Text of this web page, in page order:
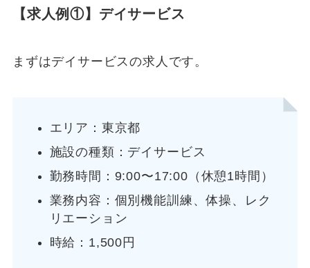
【求人例①】デイサービス
まずはデイサービスの求人です。
エリア：東京都
施設の種類：デイサービス
勤務時間：9:00〜17:00（休憩1時間）
業務内容：個別機能訓練、体操、レク
リエーション
時給：1,500円